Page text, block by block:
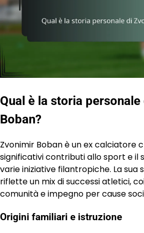
Qual è la storia
Boban?
Zvonimir Boban è un ex calciatore
significativi contributi allo sport e il
varie iniziative filantropiche. La sua
riflette un mix di successi atletici,
comunità e impegno per cause
Origini familiari e istruzione